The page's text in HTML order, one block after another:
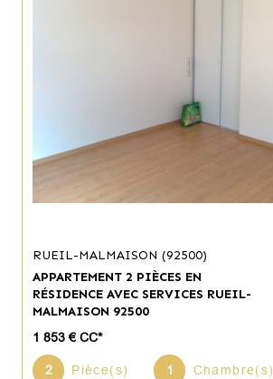
RUEIL-MALMAISON (92500)
APPARTEMENT 2 PIÈCES EN
RÉSIDENCE AVEC SERVICES RUEIL-
MALMAISON 92500
1 853 € CC*
2 Pièce(s) 1 Chambre(s)